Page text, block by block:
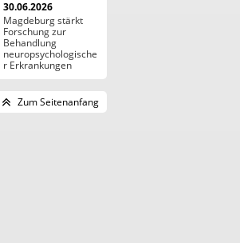
30.06.2026
Magdeburg stärkt
Forschung zur
Behandlung
neuropsychologische
r Erkrankungen
Zum Seitenanfang